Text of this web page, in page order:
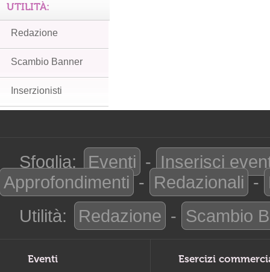
UTILITÀ:
Redazione
Scambio Banner
Inserzionisti
Sfoglia: Eventi - Inserisci
Approfondimenti - Redazionali -
Utilità:
Redazione - Scambio
Eventi Esercizi